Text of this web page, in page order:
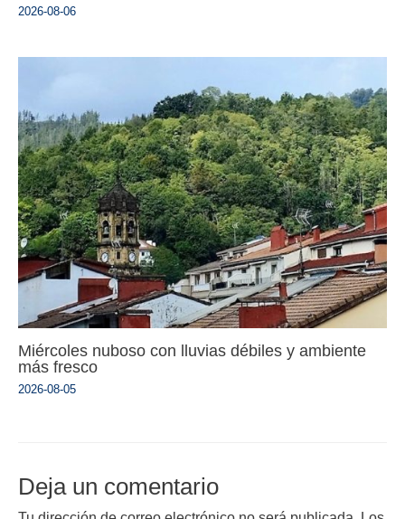
2026-08-06
Miércoles nuboso con lluvias débiles y ambiente
más fresco
2026-08-05
Deja un comentario